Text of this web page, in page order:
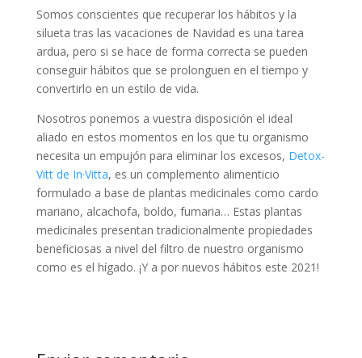
Somos conscientes que recuperar los hábitos y la
silueta tras las vacaciones de Navidad es una tarea
ardua, pero si se hace de forma correcta se pueden
conseguir hábitos que se prolonguen en el tiempo y
convertirlo en un estilo de vida.
Nosotros ponemos a vuestra disposición el ideal
aliado en estos momentos en los que tu organismo
necesita un empujón para eliminar los excesos, Detox-
Vitt de In·Vitta, es un complemento alimenticio
formulado a base de plantas medicinales como cardo
mariano, alcachofa, boldo, fumaria… Estas plantas
medicinales presentan tradicionalmente propiedades
beneficiosas a nivel del filtro de nuestro organismo
como es el hígado. ¡Y a por nuevos hábitos este 2021!